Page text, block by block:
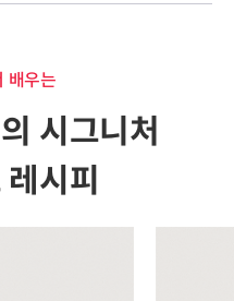
배우는
시그니처
시피